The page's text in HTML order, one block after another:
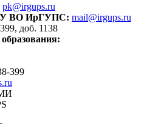
pk@irgups.ru
ВО ИрГУПС: mail@irgups.ru
доб. 1138
399